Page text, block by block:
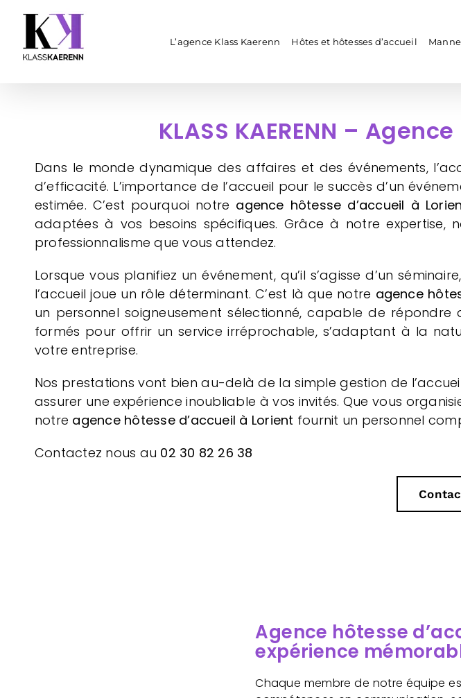
contenu
L’agence Klass Kaerenn Hôtes et hôtesses d’accueil
KLASS KAERENN –
Dans le monde dynamique des affaires et des événements,
d’efficacité. L’importance de l’accueil pour le succès d’un
estimée. C’est pourquoi notre agence hôtesse d’accueil à
adaptées à vos besoins spécifiques. Grâce à notre expertise,
professionnalisme que vous attendez.
Lorsque vous planifiez un événement, qu’il s’agisse d’un
l’accueil joue un rôle déterminant. C’est là que notre agence
un personnel soigneusement sélectionné, capable de
formés pour offrir un service irréprochable, s’adaptant à la
votre entreprise.
Nos prestations vont bien au-delà de la simple gestion de
assurer une expérience inoubliable à vos invités. Que vous
notre agence hôtesse d’accueil à Lorient fournit un personnel
Contactez nous au 02 30 82 26 38
Agence hôtesse
expérience
Chaque membre de notre équipe